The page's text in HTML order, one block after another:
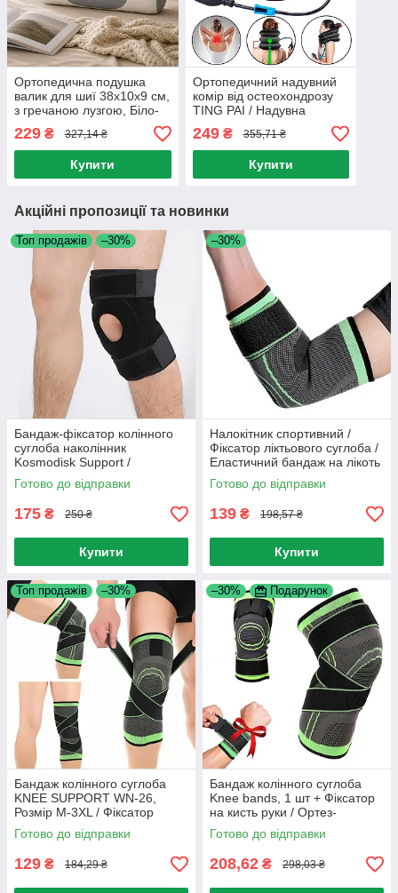
Ортопедична подушка
валик для шиї 38х10х9 см,
з гречаною лузгою, Біло-
сірий / Валик під шию для
сну / Подушка-болстер
для шиї
229 ₴ 327,14 ₴
Купити
Ортопедичний надувний
комір від остеохондрозу
TING PAI / Надувна
подушка для шиї
ортопедичний комір
249₴ 355,71 ₴
Купити
Акційні пропозиції та новинки
Топ продажів –30%
Бандаж-фіксатор колінного
суглоба наколінник
Kosmodisk Support /
Наколінник з фіксацією
колінної чашки
Готово до відправки
175 ₴ 250 ₴
Купити
–30%
Налокітник спортивний /
Фіксатор ліктьового суглоба /
Еластичний бандаж на лікоть
/ Еластичний налокітник
Готово до відправки
139 ₴ 198,57 ₴
Купити
Топ продажів –30%
Бандаж колінного суглоба
KNEE SUPPORT WN-26,
Розмір M-3XL / Фіксатор
колінного суглоба Зелений,
M
Готово до відправки
129 ₴ 184,29 ₴
–30% Подарунок
Бандаж колінного суглоба
Knee bands, 1 шт + Фіксатор
на кисть руки / Ортез-
фіксатор на коліно
Готово до відправки
208,62 ₴ 298,03 ₴